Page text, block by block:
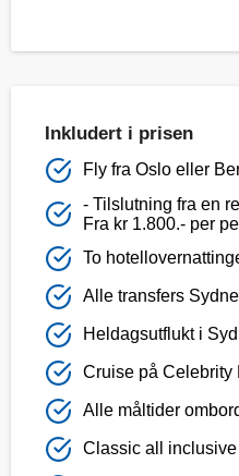
Inkludert i prisen
Fly fra Oslo eller
- Tilslutning fra en
Fra kr 1.800.- per
To
Alle transfers
Heldagsutflukt i
Cruise på Celebrity
Alle måltider
Classic all